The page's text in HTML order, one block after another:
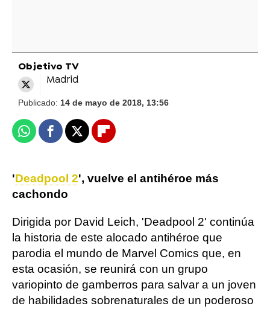
Objetivo TV
Madrid
Publicado: 14 de mayo de 2018, 13:56
WhatsappFacebook
X Flipboard
'Deadpool 2', vuelve el antihéroe más
cachondo
Dirigida por David Leich, 'Deadpool 2' continúa
la historia de este alocado antihéroe que
parodia el mundo de Marvel Comics que, en
esta ocasión, se reunirá con un grupo
variopinto de gamberros para salvar a un joven
de habilidades sobrenaturales de un poderoso